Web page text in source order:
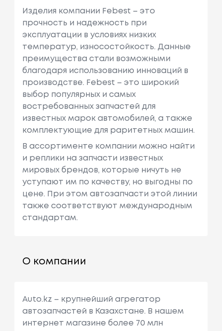
Изделия компании Febest – это
прочность и надежность при
эксплуатации в условиях низких
температур, износостойкость. Данные
преимущества стали возможными
благодаря использованию инноваций в
производстве. Febest – это широкий
выбор популярных и самых
востребованных запчастей для
известных марок автомобилей, а также
комплектующие для раритетных машин.
В ассортименте компании можно найти
и реплики на запчасти известных
мировых брендов, которые ничуть не
уступают им по качеству, но выгодны по
цене. При этом автозапчасти этой линии
также соответствуют международным
стандартам.
О компании
Auto.kz – крупнейший агрегатор
автозапчастей в Казахстане. В нашем
интернет магазине более 70 млн